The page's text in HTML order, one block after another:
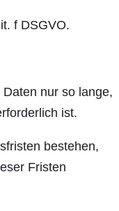
f DSGVO.
nur so lange,
ist.
bestehen,
Fristen